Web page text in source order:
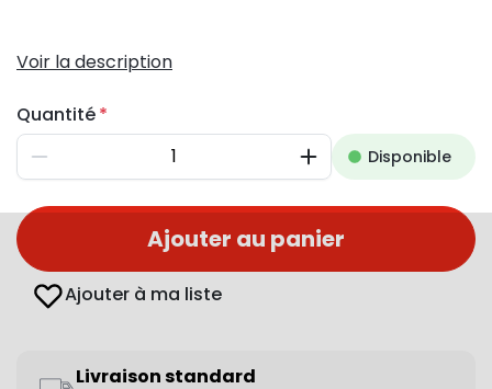
Voir la description
Quantité
Diminuer AugmenterDisponible
Ajouter au panier
Ajouter à ma liste
Livraison standard